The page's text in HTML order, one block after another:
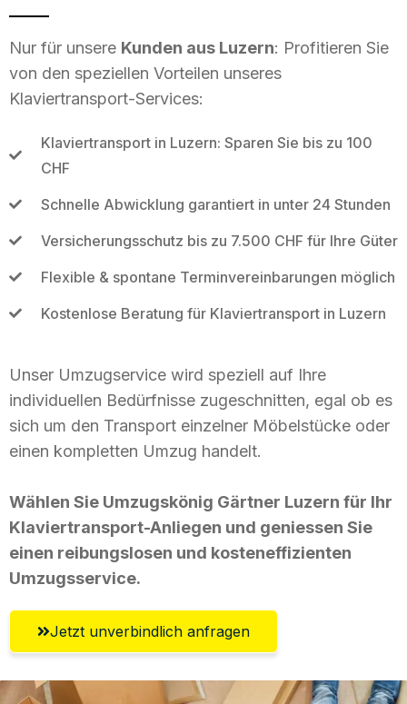
Nur für unsere Kunden aus Luzern: Profitieren Sie
von den speziellen Vorteilen unseres
Klaviertransport-Services:
Klaviertransport in Luzern: Sparen Sie bis zu 100
CHF
Schnelle Abwicklung garantiert in unter 24 Stunden
Versicherungsschutz bis zu 7.500 CHF für Ihre Güter
Flexible & spontane Terminvereinbarungen möglich
Kostenlose Beratung für Klaviertransport in Luzern
Unser Umzugservice wird speziell auf Ihre
individuellen Bedürfnisse zugeschnitten, egal ob es
sich um den Transport einzelner Möbelstücke oder
einen kompletten Umzug handelt.
Wählen Sie Umzugskönig Gärtner Luzern für Ihr
Klaviertransport-Anliegen und geniessen Sie
einen reibungslosen und kosteneffizienten
Umzugsservice.
Jetzt unverbindlich anfragen